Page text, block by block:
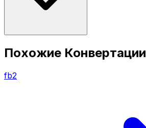
Похожие Конвертации
fb2